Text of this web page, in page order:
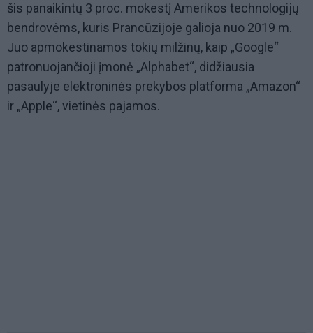
šis panaikintų 3 proc. mokestį Amerikos technologijų
bendrovėms, kuris Prancūzijoje galioja nuo 2019 m.
Juo apmokestinamos tokių milžinų, kaip „Google“
patronuojančioji įmonė „Alphabet“, didžiausia
pasaulyje elektroninės prekybos platforma „Amazon“
ir „Apple“, vietinės pajamos.